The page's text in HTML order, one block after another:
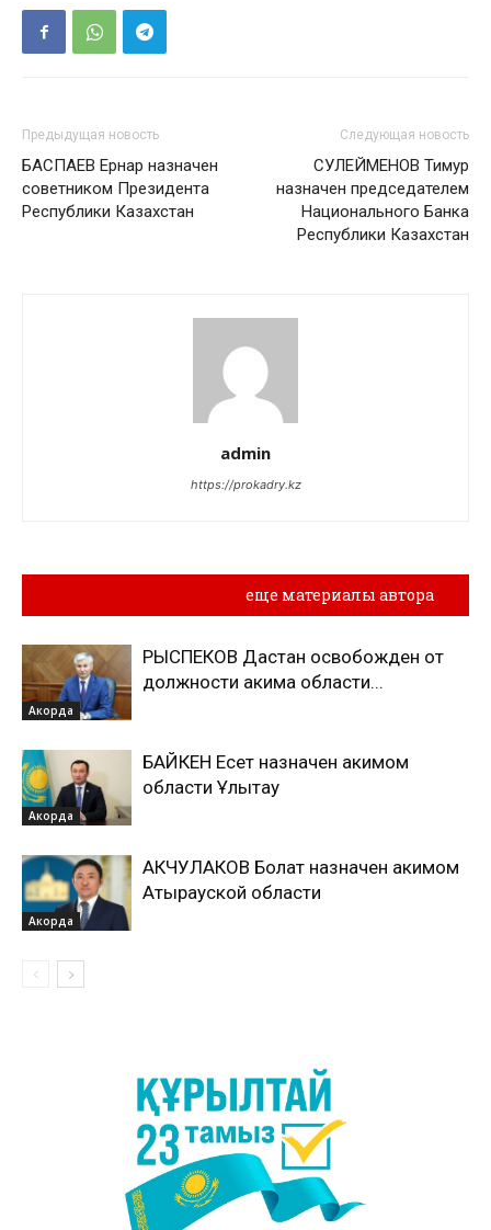
Предыдущая новость
БАСПАЕВ Ернар назначен
советником Президента
Республики Казахстан
Следующая новость
СУЛЕЙМЕНОВ Тимур
назначен председателем
Национального Банка
Республики Казахстан
admin
https://prokadry.kz
еще материалы автора
Акорда
РЫСПЕКОВ Дастан освобожден от
должности акима области...
Акорда
БАЙКЕН Есет назначен акимом
области Ұлытау
Акорда
АКЧУЛАКОВ Болат назначен акимом
Атырауской области